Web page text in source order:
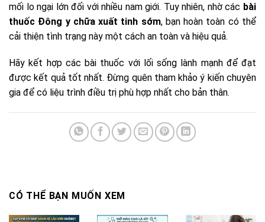
mối lo ngại lớn đối với nhiều nam giới. Tuy nhiên, nhờ các bài
thuốc Đông y chữa xuất tinh sớm, bạn hoàn toàn có thể
cải thiện tình trạng này một cách an toàn và hiệu quả.
Hãy kết hợp các bài thuốc với lối sống lành mạnh để đạt
được kết quả tốt nhất. Đừng quên tham khảo ý kiến chuyên
gia để có liệu trình điều trị phù hợp nhất cho bản thân.
CÓ THỂ BẠN MUỐN XEM